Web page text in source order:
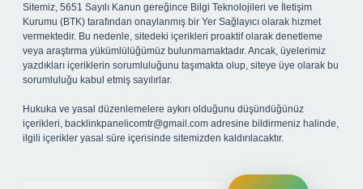
Sitemiz, 5651 Sayılı Kanun gereğince Bilgi Teknolojileri ve İletişim
Kurumu (BTK) tarafından onaylanmış bir Yer Sağlayıcı olarak hizmet
vermektedir. Bu nedenle, sitedeki içerikleri proaktif olarak denetleme
veya araştırma yükümlülüğümüz bulunmamaktadır. Ancak, üyelerimiz
yazdıkları içeriklerin sorumluluğunu taşımakta olup, siteye üye olarak bu
sorumluluğu kabul etmiş sayılırlar.
Hukuka ve yasal düzenlemelere aykırı olduğunu düşündüğünüz
içerikleri, backlinkpanelicomtr@gmail.com adresine bildirmeniz halinde,
ilgili içerikler yasal süre içerisinde sitemizden kaldırılacaktır.